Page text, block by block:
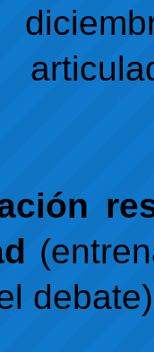
debate)